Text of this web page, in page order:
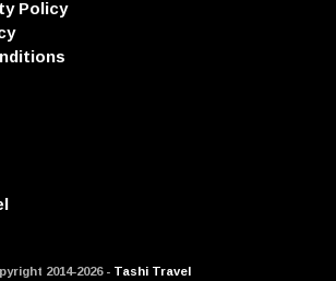
Policy
2014-2026 - Tashi Travel